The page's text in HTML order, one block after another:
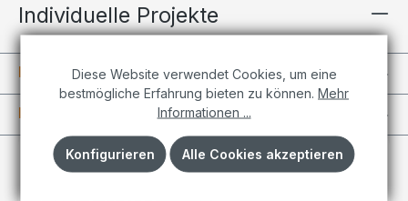
Individuelle Projekte
Informationen
Kundenkonto
Diese Website verwendet Cookies, um eine
bestmögliche Erfahrung bieten zu können. Mehr
Informationen ...
Konfigurieren Alle Cookies akzeptieren